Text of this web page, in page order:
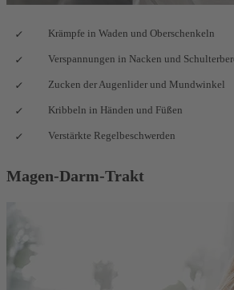
Krämpfe in Waden und Oberschenkeln
Verspannungen in Nacken und
Zucken der Augenlider und Mundwinkel
Kribbeln in Händen und Füßen
Verstärkte Regelbeschwerden
Magen-Darm-Trakt